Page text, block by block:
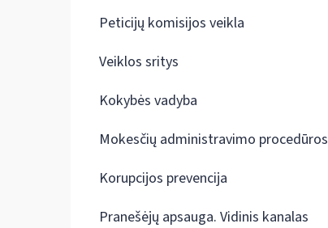
Peticijų komisijos veikla
Veiklos sritys
Kokybės vadyba
Mokesčių administravimo procedūros
Korupcijos prevencija
Pranešėjų apsauga. Vidinis kanalas